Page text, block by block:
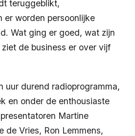
teruggeblikt,
er worden persoonlijke
Wat ging er goed, wat zijn
de business er over vijf
uur durend radioprogramma,
en onder de enthousiaste
Martine
de Vries, Ron Lemmens,